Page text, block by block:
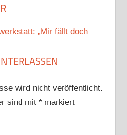
„Mir fällt doch
wird nicht veröffentlicht.
sind mit *markiert